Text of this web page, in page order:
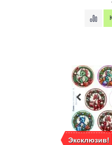
Эксклюзив!